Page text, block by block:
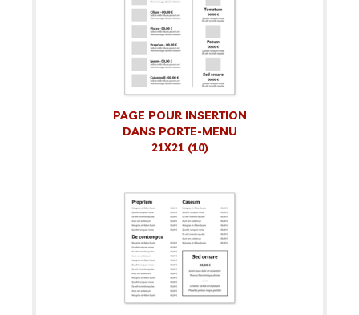
PAGE POUR INSERTION
DANS PORTE-MENU
21X21 (10)